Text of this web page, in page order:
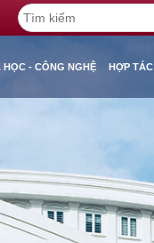
HỌC - CÔNG NGHỆ HỢP TÁC